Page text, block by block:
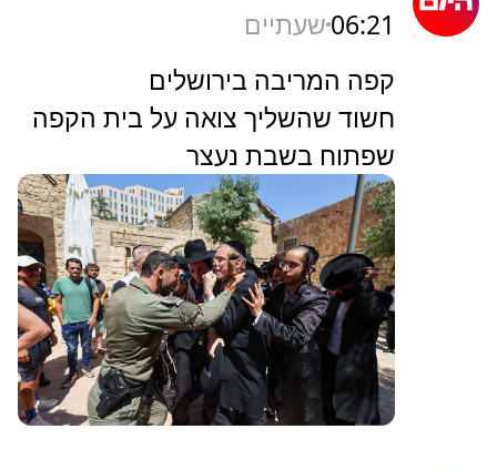
06:21שעתיים
קפה המריבה בירושלים
חשוד שהשליך צואה על בית הקפה
שפתוח בשבת נעצר